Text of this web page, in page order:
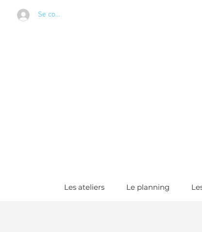
Se connecter
Les ateliers Le planning